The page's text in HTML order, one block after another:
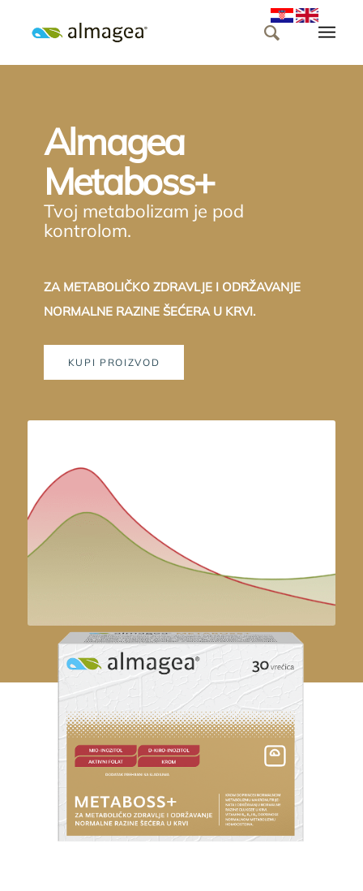
Almagea
Metaboss+
Tvoj metabolizam je pod
kontrolom.
ZA METABOLIČKO ZDRAVLJE I ODRŽAVANJE
NORMALNE RAZINE ŠEĆERA U KRVI.
KUPI PROIZVOD